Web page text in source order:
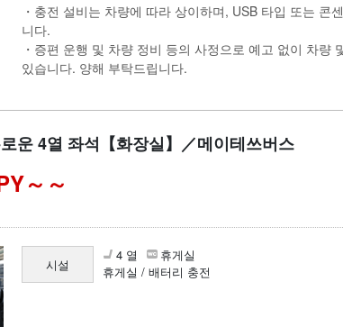
・충전 설비는 차량에 따라 상이하며, USB 타입 또는 콘
니다.
・증편 운행 및 차량 정비 등의 사정으로 예고 없이 차량
있습니다. 양해 부탁드립니다.
운 4열 좌석【화장실】／메이테쓰버스
～
시설
4 열
휴게실
휴게실 / 배터리 충전